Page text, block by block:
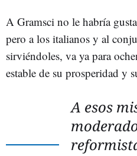
A Gramsci no le habría
pero a los italianos y al
sirviéndoles, va ya para
estable de su prosperidad y
A esos